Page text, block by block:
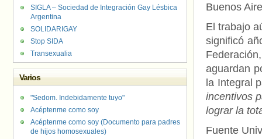
Buenos
El trabajo
significó
aguardan
la Integral
incentivos
lograr la
Fuente
SIGLA – Sociedad de Integración Gay Lésbica
Argentina
SOLIDARIGAY
Stop SIDA
Transexualia
Varios
"Sedom. Indebidamente tuyo"
Acéptenme como soy
Acéptenme como soy (Documento para padres
de hijos homosexuales)